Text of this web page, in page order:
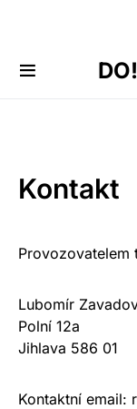
Kontakt
Provozovatelem
Lubomír
Polní 12a
Jihlava 586 01
Kontaktní email: